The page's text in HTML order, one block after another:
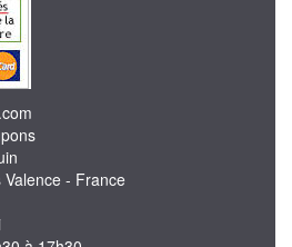
- France